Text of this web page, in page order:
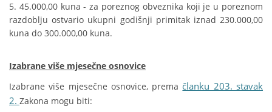
5. 45.000,00 kuna - za poreznog obveznika koji je u poreznom
razdoblju ostvario ukupni godišnji primitak iznad 230.000,00
kuna do 300.000,00 kuna.
Izabrane više mjesečne osnovice
Izabrane više mjesečne osnovice, prema članku 203. stavak
2. Zakona mogu biti: